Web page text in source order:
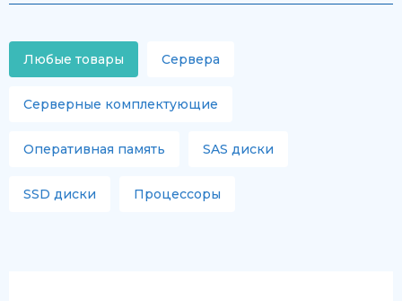
Любые товары Сервера
Серверные комплектующие
Оперативная память SAS диски
SSD диски Процессоры